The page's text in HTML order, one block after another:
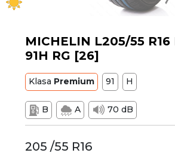
MICHELIN L205/55 R16
91H RG [26]
Klasa Premium 91 H
B A 70 dB
205 /55 R16